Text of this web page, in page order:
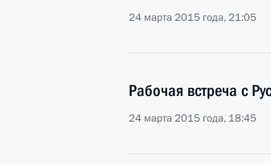
24 марта 2015 года, 21:05
Рабочая встреча с
24 марта 2015 года, 18:45